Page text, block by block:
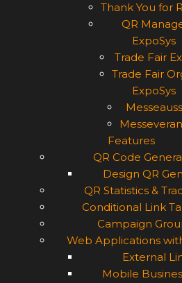
Thank You for
QR
ExpoSys
Trade Fair
Trade Fair
ExpoSys
Features
QR Code
Design QR
QR Statistics &
Conditional Link
Campaign
Web Applications
External
Mobile